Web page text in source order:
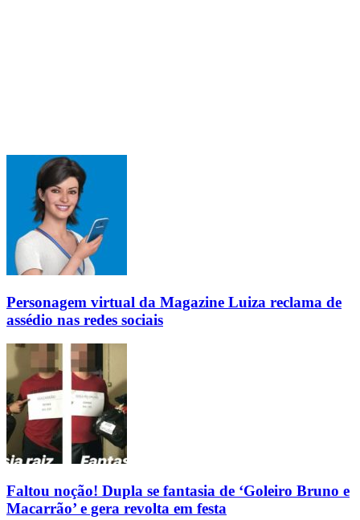
Personagem virtual da Magazine Luiza reclama de
assédio nas redes sociais
Faltou noção! Dupla se fantasia de ‘Goleiro Bruno e
Macarrão’ e gera revolta em festa